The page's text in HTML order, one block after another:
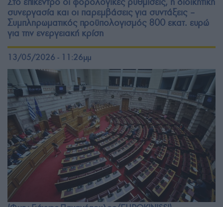
συνεργασία και οι παρεμβάσεις για συντάξεις –
Συμπληρωματικός προϋπολογισμός 800 εκατ. ευρώ
για την ενεργειακή κρίση
13/05/2026 - 11:26μμ